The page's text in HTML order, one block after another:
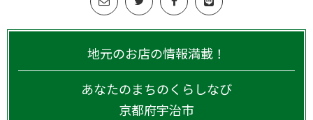
地元のお店の情報満載！
あなたのまちのくらしなび
京都府宇治市